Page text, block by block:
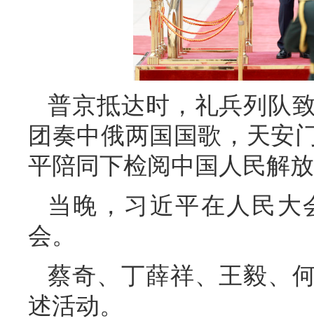
普京抵达时，礼兵列队
团奏中俄两国国歌，天安
平陪同下检阅中国人民解
当晚，习近平在人民
会。
蔡奇、丁薛祥、王毅、
述活动。